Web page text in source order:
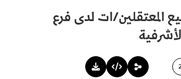
المعتقلين/ات لدى فرع